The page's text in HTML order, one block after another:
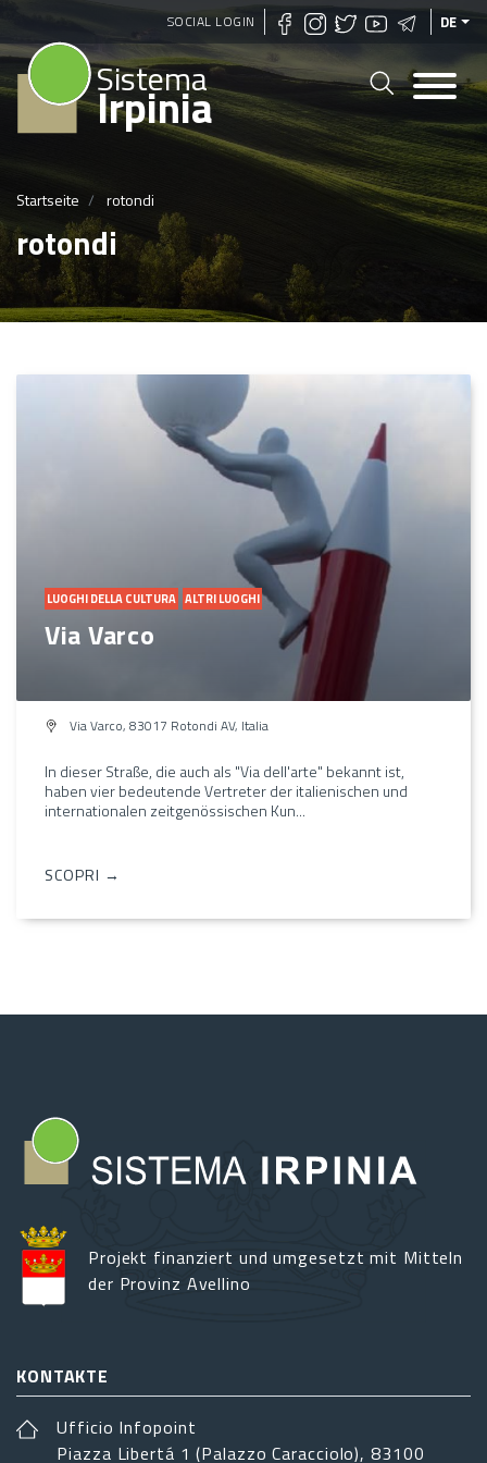
Direkt
zum
Inhalt
SOCIAL LOGIN DE
Sistema
Irpinia
Startseite rotondi
rotondi
LUOGHI DELLA CULTURA ALTRI LUOGHI
Via Varco
Via Varco, 83017 Rotondi AV, Italia
In dieser Straße, die auch als "Via dell'arte" bekannt ist,
haben vier bedeutende Vertreter der italienischen und
internationalen zeitgenössischen Kun...
SCOPRI →
Projekt finanziert und umgesetzt mit Mitteln
der Provinz Avellino
KONTAKTE
Ufficio Infopoint
Piazza Libertá 1 (Palazzo Caracciolo), 83100